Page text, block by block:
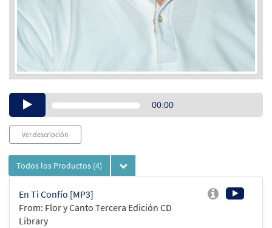
Audio00:00
Ver descripción
Todos los Productos (4)
En Ti Confío [MP3]
From: Flor y Canto Tercera Edición CD
Library